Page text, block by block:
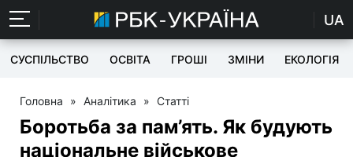
UA
СУСПІЛЬСТВО ОСВІТА ГРОШІ ЗМІНИ ЕКОЛОГІЯ
Головна » Аналітика » Статті
Боротьба за пам’ять. Як будують
національне військове